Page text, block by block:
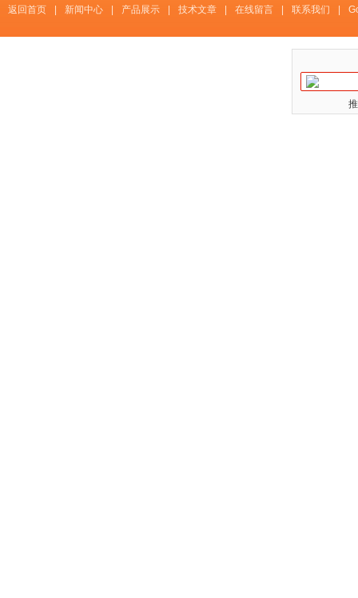
返回首页 | 新闻中心 | 产品展示 | 技术文章 | 在线留言 | 联系我们 |